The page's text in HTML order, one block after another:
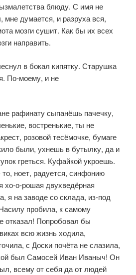
блюду. С имя не
ду­мается, и разруха вся,
мозги сушит. Как бы их всех
направить.
в бокал кипятку. Старушка
По-моему, и не
рафинату сыпанёшь пачечку,
востренькие, ты не
розовой те­сёмочке, бумаге
были, ухнешь в бутылку, да и
греться. Куфайкой укроешь.
ноет, радуется, синфонию
хо-о-рошая двухведёр­ная
я на заводе со склада, из-под
пробила, к самому
отказал! Попробовал бы
всю жизнь ходила,
с Доски почёта не слазила,
был Самосей Иван Иваныч! Он
всему от себя да от людей